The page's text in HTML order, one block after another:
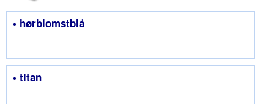
• hørblomstblå
• titan